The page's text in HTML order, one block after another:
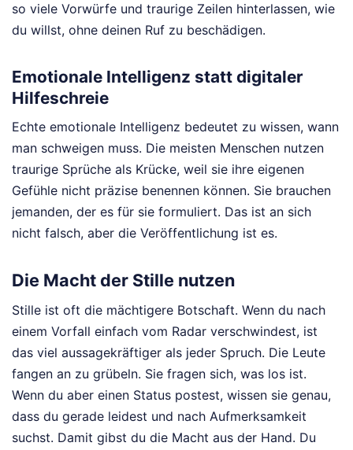
so viele Vorwürfe und traurige Zeilen hinterlassen, wie
du willst, ohne deinen Ruf zu beschädigen.
Emotionale Intelligenz statt digitaler
Hilfeschreie
Echte emotionale Intelligenz bedeutet zu wissen, wann
man schweigen muss. Die meisten Menschen nutzen
traurige Sprüche als Krücke, weil sie ihre eigenen
Gefühle nicht präzise benennen können. Sie brauchen
jemanden, der es für sie formuliert. Das ist an sich
nicht falsch, aber die Veröffentlichung ist es.
Die Macht der Stille nutzen
Stille ist oft die mächtigere Botschaft. Wenn du nach
einem Vorfall einfach vom Radar verschwindest, ist
das viel aussagekräftiger als jeder Spruch. Die Leute
fangen an zu grübeln. Sie fragen sich, was los ist.
Wenn du aber einen Status postest, wissen sie genau,
dass du gerade leidest und nach Aufmerksamkeit
suchst. Damit gibst du die Macht aus der Hand. Du